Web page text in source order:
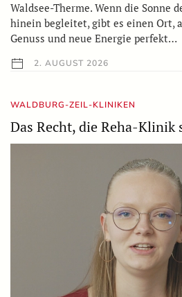
Waldsee-Therme. Wenn die Sonne
hinein begleitet, gibt es einen Ort,
Genuss und neue Energie perfekt…
2. AUGUST 2026
WALDBURG-ZEIL-KLINIKEN
Das Recht, die Reha-Klinik